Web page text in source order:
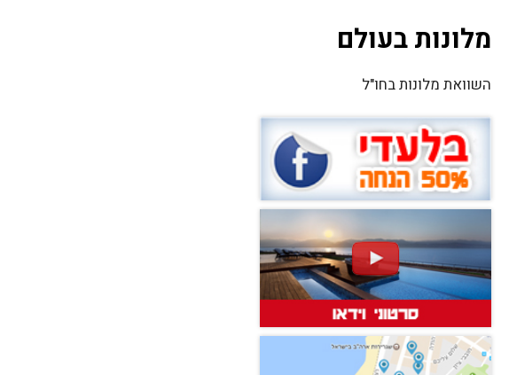
מלונות בעולם
השוואת מלונות בחו"ל